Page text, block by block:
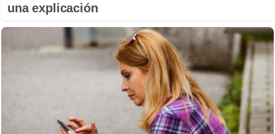
una explicación